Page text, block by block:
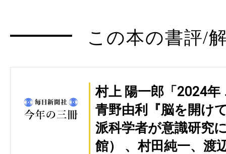
この本の書評/
村上 陽一郎「2024年
青野由利『脳を開け
派科学者が意識研究
館） 、村田純一、渡